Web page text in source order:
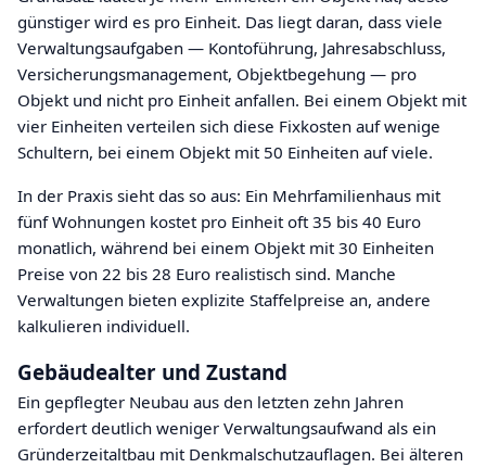
günstiger wird es pro Einheit. Das liegt daran, dass viele
Verwaltungsaufgaben — Kontoführung, Jahresabschluss,
Versicherungsmanagement, Objektbegehung — pro
Objekt und nicht pro Einheit anfallen. Bei einem Objekt mit
vier Einheiten verteilen sich diese Fixkosten auf wenige
Schultern, bei einem Objekt mit 50 Einheiten auf viele.
In der Praxis sieht das so aus: Ein Mehrfamilienhaus mit
fünf Wohnungen kostet pro Einheit oft 35 bis 40 Euro
monatlich, während bei einem Objekt mit 30 Einheiten
Preise von 22 bis 28 Euro realistisch sind. Manche
Verwaltungen bieten explizite Staffelpreise an, andere
kalkulieren individuell.
Gebäudealter und Zustand
Ein gepflegter Neubau aus den letzten zehn Jahren
erfordert deutlich weniger Verwaltungsaufwand als ein
Gründerzeitaltbau mit Denkmalschutzauflagen. Bei älteren